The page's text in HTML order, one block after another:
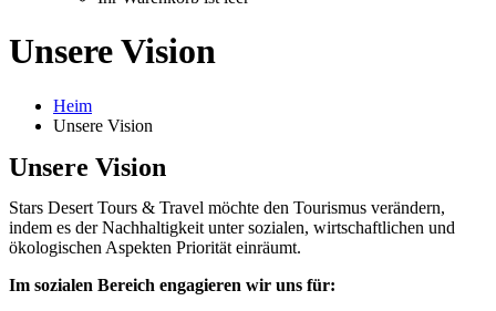
Unsere Vision
Heim
Unsere Vision
Unsere Vision
Stars Desert Tours & Travel möchte den Tourismus verändern,
indem es der Nachhaltigkeit unter sozialen, wirtschaftlichen und
ökologischen Aspekten Priorität einräumt.
Im sozialen Bereich engagieren wir uns für: